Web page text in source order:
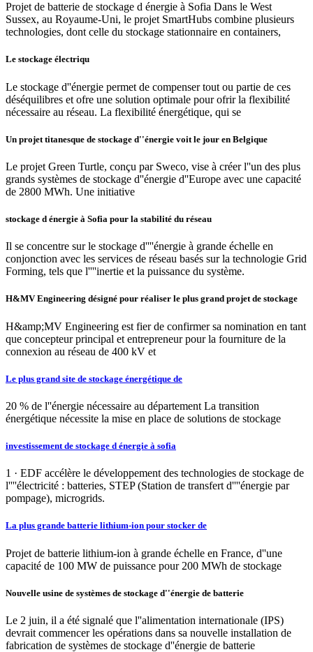
Projet de batterie de stockage d énergie à Sofia Dans le West
Sussex, au Royaume-Uni, le projet SmartHubs combine plusieurs
technologies, dont celle du stockage stationnaire en containers,
Le stockage électriqu
Le stockage d''énergie permet de compenser tout ou partie de ces
déséquilibres et ofre une solution optimale pour ofrir la flexibilité
nécessaire au réseau. La flexibilité énergétique, qui se
Un projet titanesque de stockage d''énergie voit le jour en Belgique
Le projet Green Turtle, conçu par Sweco, vise à créer l''un des plus
grands systèmes de stockage d''énergie d''Europe avec une capacité
de 2800 MWh. Une initiative
stockage d énergie à Sofia pour la stabilité du réseau
Il se concentre sur le stockage d''''énergie à grande échelle en
conjonction avec les services de réseau basés sur la technologie Grid
Forming, tels que l''''inertie et la puissance du système.
H&MV Engineering désigné pour réaliser le plus grand projet de stockage
H&amp;MV Engineering est fier de confirmer sa nomination en tant
que concepteur principal et entrepreneur pour la fourniture de la
connexion au réseau de 400 kV et
Le plus grand site de stockage énergétique de
20 % de l''énergie nécessaire au département La transition
énergétique nécessite la mise en place de solutions de stockage
investissement de stockage d énergie à sofia
1 · EDF accélère le développement des technologies de stockage de
l''''électricité : batteries, STEP (Station de transfert d''''énergie par
pompage), microgrids.
La plus grande batterie lithium-ion pour stocker de
Projet de batterie lithium-ion à grande échelle en France, d''une
capacité de 100 MW de puissance pour 200 MWh de stockage
Nouvelle usine de systèmes de stockage d''énergie de batterie
Le 2 juin, il a été signalé que l''alimentation internationale (IPS)
devrait commencer les opérations dans sa nouvelle installation de
fabrication de systèmes de stockage d''énergie de batterie